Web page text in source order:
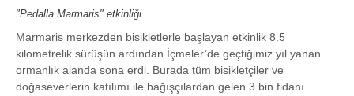
"Pedalla Marmaris" etkinliği
Marmaris merkezden bisikletlerle başlayan etkinlik 8.5
kilometrelik sürüşün ardından İçmeler’de geçtiğimiz yıl yanan
ormanlık alanda sona erdi. Burada tüm bisikletçiler ve
doğaseverlerin katılımı ile bağışçılardan gelen 3 bin fidanı